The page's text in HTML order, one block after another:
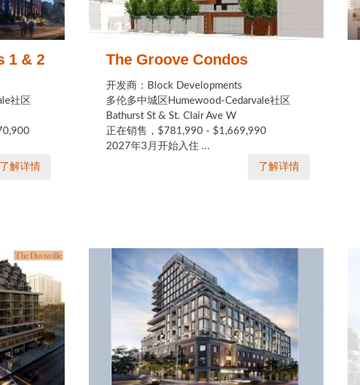
1 & 2
社区
了解详情
The Groove Condos
开发商：Block Developments
多伦多中城区Humewood-Cedarvale社区
Bathurst St & St. Clair Ave W
正在销售，$781,990 - $1,669,990
2027年3月开始入住 ...
了解详情